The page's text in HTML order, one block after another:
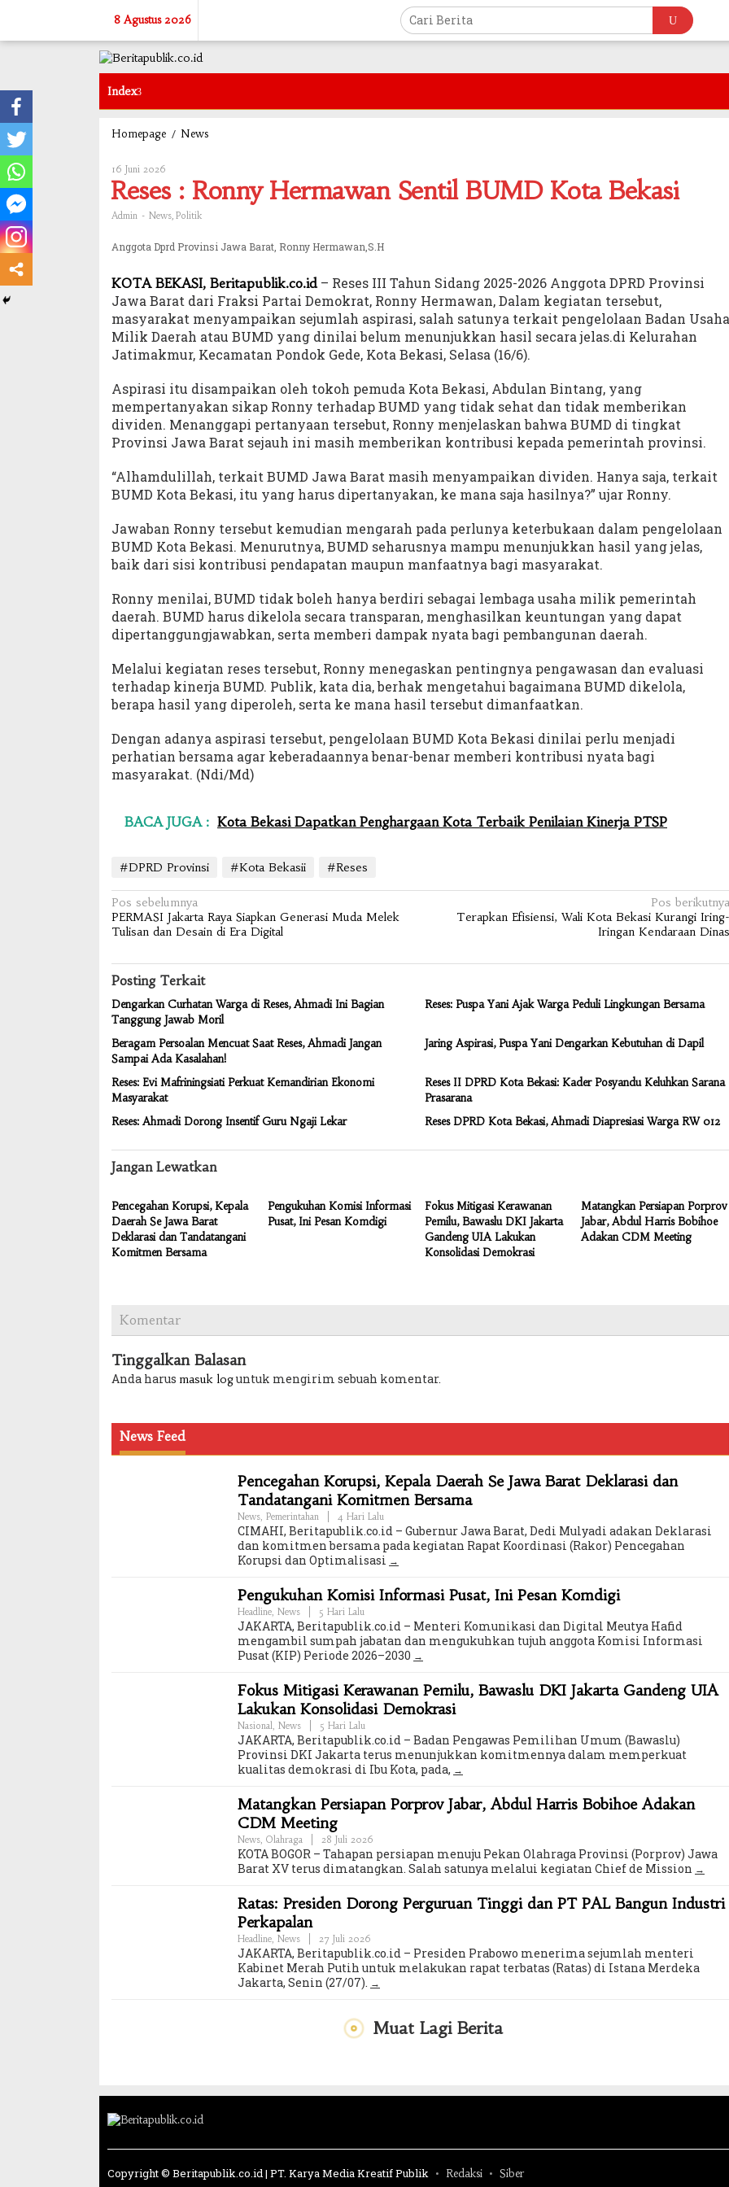
8 Agustus 2026
Index
Homepage / News
Sentil
16 Juni 2026
Reses : Ronny Hermawan Sentil BUMD Kota Bekasi
Admin - News Politik
Anggota Dprd Provinsi Jawa Barat, Ronny Hermawan,S.H
KOTA BEKASI, Beritapublik.co.id– Reses III Tahun Sidang 2025-2026 Anggota DPRD Provinsi
Jawa Barat dari Fraksi Partai Demokrat, Ronny Hermawan, Dalam kegiatan tersebut,
masyarakat menyampaikan sejumlah aspirasi, salah satunya terkait pengelolaan Badan Usaha
Milik Daerah atau BUMD yang dinilai belum menunjukkan hasil secara jelas.di Kelurahan
Jatimakmur, Kecamatan Pondok Gede, Kota Bekasi, Selasa (16/6).
Aspirasi itu disampaikan oleh tokoh pemuda Kota Bekasi, Abdulan Bintang, yang
mempertanyakan sikap Ronny terhadap BUMD yang tidak sehat dan tidak memberikan
dividen. Menanggapi pertanyaan tersebut, Ronny menjelaskan bahwa BUMD di tingkat
Provinsi Jawa Barat sejauh ini masih memberikan kontribusi kepada pemerintah provinsi.
“Alhamdulillah, terkait BUMD Jawa Barat masih menyampaikan dividen. Hanya saja, terkait
BUMD Kota Bekasi, itu yang harus dipertanyakan, ke mana saja hasilnya?” ujar Ronny.
Jawaban Ronny tersebut kemudian mengarah pada perlunya keterbukaan dalam pengelolaan
BUMD Kota Bekasi. Menurutnya, BUMD seharusnya mampu menunjukkan hasil yang jelas,
baik dari sisi kontribusi pendapatan maupun manfaatnya bagi masyarakat.
Ronny menilai, BUMD tidak boleh hanya berdiri sebagai lembaga usaha milik pemerintah
daerah. BUMD harus dikelola secara transparan, menghasilkan keuntungan yang dapat
dipertanggungjawabkan, serta memberi dampak nyata bagi pembangunan daerah.
Melalui kegiatan reses tersebut, Ronny menegaskan pentingnya pengawasan dan evaluasi
terhadap kinerja BUMD. Publik, kata dia, berhak mengetahui bagaimana BUMD dikelola,
berapa hasil yang diperoleh, serta ke mana hasil tersebut dimanfaatkan.
Dengan adanya aspirasi tersebut, pengelolaan BUMD Kota Bekasi dinilai perlu menjadi
perhatian bersama agar keberadaannya benar-benar memberi kontribusi nyata bagi
masyarakat. (Ndi/Md)
BACA JUGA : Kota Bekasi Dapatkan Penghargaan Kota Terbaik Penilaian Kinerja PTSP
#DPRD Provinsi #Kota Bekasii #Reses
Navigasi
pos
Pos sebelumnya
PERMASI Jakarta Raya Siapkan Generasi Muda Melek
Tulisan dan Desain di Era Digital
Pos berikutnya
Terapkan Efisiensi, Wali Kota Bekasi Kurangi Iring-
Iringan Kendaraan Dinas
Posting Terkait
Dengarkan Curhatan Warga di Reses, Ahmadi Ini Bagian
Tanggung Jawab Moril
Reses: Puspa Yani Ajak Warga Peduli Lingkungan Bersama
Beragam Persoalan Mencuat Saat Reses, Ahmadi Jangan
Sampai Ada Kasalahan!
Jaring Aspirasi, Puspa Yani Dengarkan Kebutuhan di Dapil
Reses: Evi Mafriningsiati Perkuat Kemandirian Ekonomi
Masyarakat
Reses II DPRD Kota Bekasi: Kader Posyandu Keluhkan Sarana
Prasarana
Reses: Ahmadi Dorong Insentif Guru Ngaji Lekar
Reses DPRD Kota Bekasi, Ahmadi Diapresiasi Warga RW 012
Jangan Lewatkan
Pencegahan Korupsi, Kepala
Daerah Se Jawa Barat
Deklarasi dan Tandatangani
Komitmen Bersama
Pengukuhan Komisi Informasi
Pusat, Ini Pesan Komdigi
Fokus Mitigasi Kerawanan
Pemilu, Bawaslu DKI Jakarta
Gandeng UIA Lakukan
Konsolidasi Demokrasi
Matangkan Persiapan Porprov
Jabar, Abdul Harris Bobihoe
Adakan CDM Meeting
Komentar
Tinggalkan Balasan
Anda harus masuk loguntuk mengirim sebuah komentar.
News Feed
Pencegahan Korupsi, Kepala Daerah Se Jawa Barat Deklarasi dan
Tandatangani Komitmen Bersama
News Pemerintahan 4 Hari Lalu
CIMAHI, Beritapublik.co.id – Gubernur Jawa Barat, Dedi Mulyadi adakan Deklarasi
dan komitmen bersama pada kegiatan Rapat Koordinasi (Rakor) Pencegahan
Korupsi dan Optimalisasi
Pengukuhan Komisi Informasi Pusat, Ini Pesan Komdigi
Headline News 5 Hari Lalu
JAKARTA, Beritapublik.co.id – Menteri Komunikasi dan Digital Meutya Hafid
mengambil sumpah jabatan dan mengukuhkan tujuh anggota Komisi Informasi
Pusat (KIP) Periode 2026–2030
Fokus Mitigasi Kerawanan Pemilu, Bawaslu DKI Jakarta Gandeng UIA
Lakukan Konsolidasi Demokrasi
Nasional News 5 Hari Lalu
JAKARTA, Beritapublik.co.id – Badan Pengawas Pemilihan Umum (Bawaslu)
Provinsi DKI Jakarta terus menunjukkan komitmennya dalam memperkuat
kualitas demokrasi di Ibu Kota, pada,
Matangkan Persiapan Porprov Jabar, Abdul Harris Bobihoe Adakan
CDM Meeting
News Olahraga 28 Juli 2026
KOTA BOGOR – Tahapan persiapan menuju Pekan Olahraga Provinsi (Porprov) Jawa
Barat XV terus dimatangkan. Salah satunya melalui kegiatan Chief de Mission
Ratas: Presiden Dorong Perguruan Tinggi dan PT PAL Bangun Industri
Perkapalan
Headline News 27 Juli 2026
JAKARTA, Beritapublik.co.id – Presiden Prabowo menerima sejumlah menteri
Kabinet Merah Putih untuk melakukan rapat terbatas (Ratas) di Istana Merdeka
Jakarta, Senin (27/07).
Muat Lagi Berita
Copyright © Beritapublik.co.id | PT. Karya Media Kreatif Publik Redaksi Siber